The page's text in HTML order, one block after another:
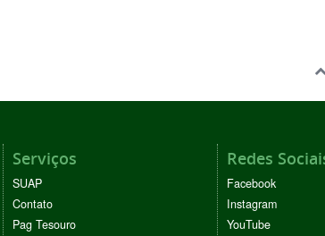
Serviços
SUAP
Contato
Pag Tesouro
Redes
Facebook
Instagram
YouTube